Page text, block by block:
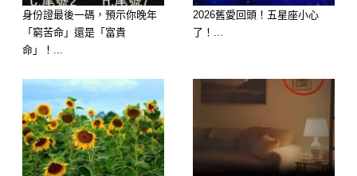
延伸閱讀———————
身份證最後一碼，預示你晚年
「窮苦命」還是「富貴
命」！...
2026舊愛回頭！五星座小心
了！...